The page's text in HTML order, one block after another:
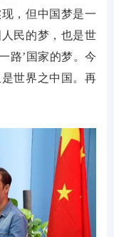
，但中国梦是一
民的梦，也是世
路’国家的梦。今
世界之中国。再